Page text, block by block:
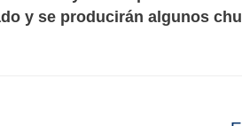
y se producirán algunos